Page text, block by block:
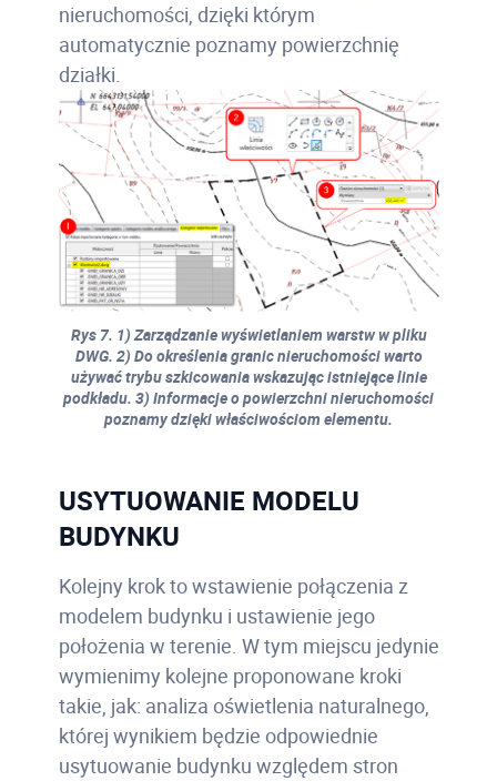
nieruchomości, dzięki którym
automatycznie poznamy powierzchnię
działki.
Rys 7. 1) Zarządzanie wyświetlaniem warstw w pliku
DWG. 2) Do określenia granic nieruchomości warto
używać trybu szkicowania wskazując istniejące linie
podkładu. 3) Informacje o powierzchni nieruchomości
poznamy dzięki właściwościom elementu.
USYTUOWANIE MODELU
BUDYNKU
Kolejny krok to wstawienie połączenia z
modelem budynku i ustawienie jego
położenia w terenie. W tym miejscu jedynie
wymienimy kolejne proponowane kroki
takie, jak: analiza oświetlenia naturalnego,
której wynikiem będzie odpowiednie
usytuowanie budynku względem stron